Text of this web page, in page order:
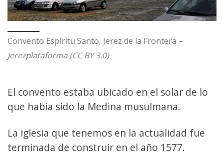
Convento Espíritu Santo, Jerez de la Frontera –
Jerezplataforma (CC BY 3.0)
El convento estaba ubicado en el solar de lo
que había sido la Medina musulmana.
La iglesia que tenemos en la actualidad fue
terminada de construir en el año 1577.